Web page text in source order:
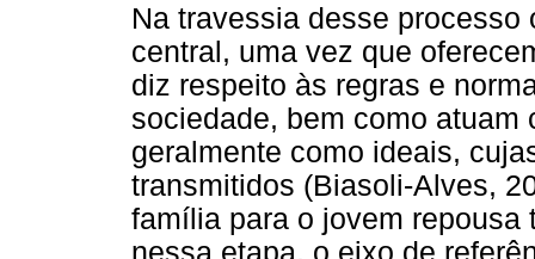
Na travessia desse
central, uma vez que
diz respeito às regras e
sociedade, bem como
geralmente como ideais,
transmitidos (Biasoli-Alves,
família para o jovem repousa
nessa etapa, o eixo de